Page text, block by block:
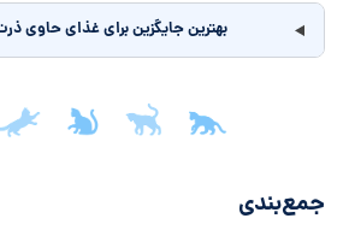
بهترین جایگزین برای غذای حاوی
جمع‌بندی مقاله
جمع‌بندی